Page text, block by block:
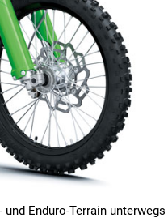
Enduro-Terrain unterwegs